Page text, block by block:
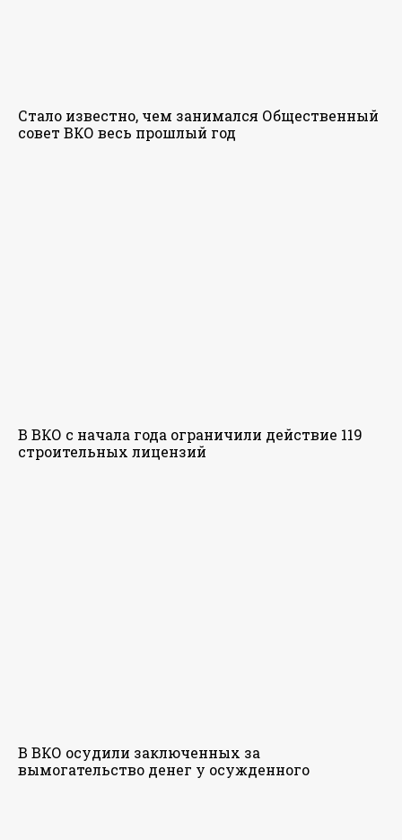
Стало известно, чем занимался Общественный
совет ВКО весь прошлый год
В ВКО с начала года ограничили действие 119
строительных лицензий
В ВКО осудили заключенных за
вымогательство денег у осужденного